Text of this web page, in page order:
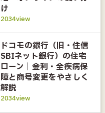
け
2034view
ドコモの銀行（旧・住信
SBIネット銀行）の住宅
ローン｜金利・全疾病保
障と商号変更をやさしく
解説
2034view